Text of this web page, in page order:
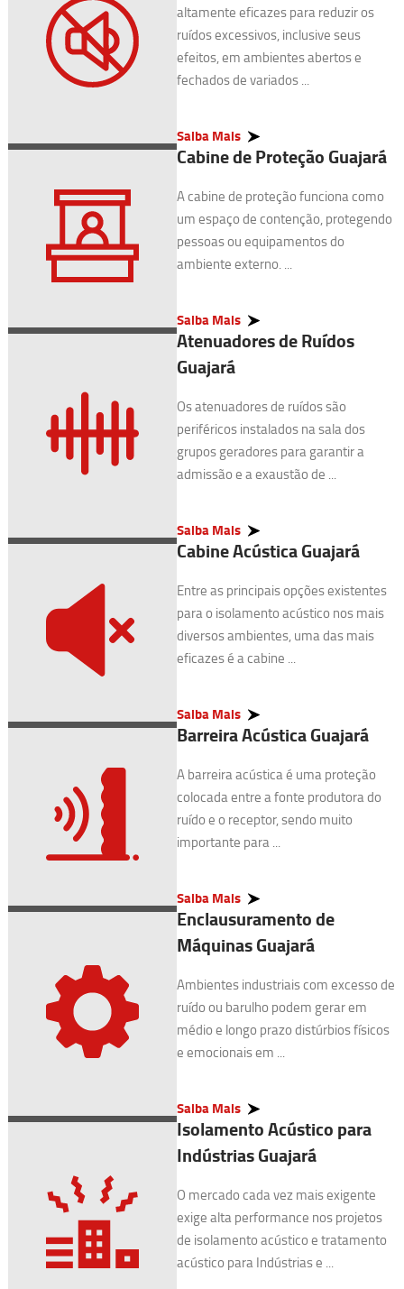
altamente eficazes para reduzir os
ruídos excessivos, inclusive seus
efeitos, em ambientes abertos e
fechados de variados ...
Saiba Mais
Cabine de Proteção Guajará
A cabine de proteção funciona como
um espaço de contenção, protegendo
pessoas ou equipamentos do
ambiente externo. ...
Saiba Mais
Atenuadores de Ruídos
Guajará
Os atenuadores de ruídos são
periféricos instalados na sala dos
grupos geradores para garantir a
admissão e a exaustão de ...
Saiba Mais
Cabine Acústica Guajará
Entre as principais opções existentes
para o isolamento acústico nos mais
diversos ambientes, uma das mais
eficazes é a cabine ...
Saiba Mais
Barreira Acústica Guajará
A barreira acústica é uma proteção
colocada entre a fonte produtora do
ruído e o receptor, sendo muito
importante para ...
Saiba Mais
Enclausuramento de
Máquinas Guajará
Ambientes industriais com excesso de
ruído ou barulho podem gerar em
médio e longo prazo distúrbios físicos
e emocionais em ...
Saiba Mais
Isolamento Acústico para
Indústrias Guajará
O mercado cada vez mais exigente
exige alta performance nos projetos
de isolamento acústico e tratamento
acústico para Indústrias e ...